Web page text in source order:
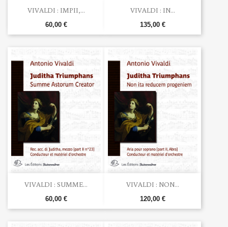
VIVALDI : IMPII,...
60,00 €
VIVALDI : IN...
135,00 €
VIVALDI : SUMME...
60,00 €
VIVALDI : NON...
120,00 €